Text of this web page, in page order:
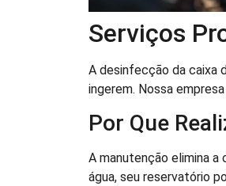
Serviços
A desinfecção da caixa
ingerem. Nossa
Por Que
A manutenção elimina
água, seu reservatório